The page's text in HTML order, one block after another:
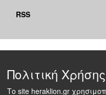
RSS
Πολιτική
Το site heraklion.gr